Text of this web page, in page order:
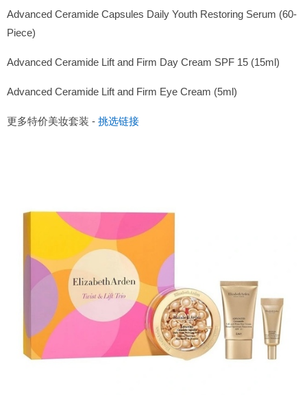
Advanced Ceramide Capsules Daily Youth Restoring Serum (60-
Piece)
Advanced Ceramide Lift and Firm Day Cream SPF 15 (15ml)
Advanced Ceramide Lift and Firm Eye Cream (5ml)
更多特价美妆套装 - 挑选链接